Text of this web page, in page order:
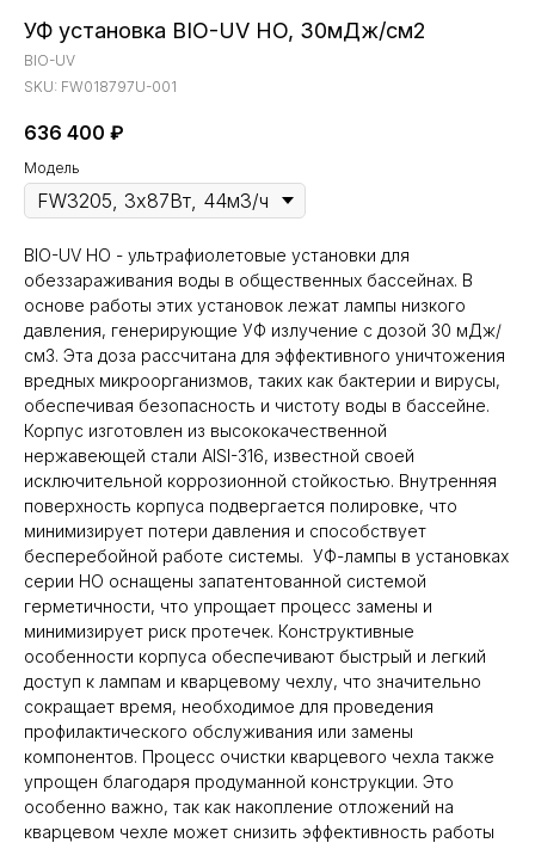
УФ установка BIO-UV HO, 30мДж/см2
BIO-UV
SKU: FW018797U-001
636 400 ₽
Модель
BIO-UV НО - ультрафиолетовые установки для
обеззараживания воды в общественных бассейнах. В
основе работы этих установок лежат лампы низкого
давления, генерирующие УФ излучение с дозой 30 мДж/
см3. Эта доза рассчитана для эффективного уничтожения
вредных микроорганизмов, таких как бактерии и вирусы,
обеспечивая безопасность и чистоту воды в бассейне.
Корпус изготовлен из высококачественной
нержавеющей стали AISI-316, известной своей
исключительной коррозионной стойкостью. Внутренняя
поверхность корпуса подвергается полировке, что
минимизирует потери давления и способствует
бесперебойной работе системы. УФ-лампы в установках
серии НО оснащены запатентованной системой
герметичности, что упрощает процесс замены и
минимизирует риск протечек. Конструктивные
особенности корпуса обеспечивают быстрый и легкий
доступ к лампам и кварцевому чехлу, что значительно
сокращает время, необходимое для проведения
профилактического обслуживания или замены
компонентов. Процесс очистки кварцевого чехла также
упрощен благодаря продуманной конструкции. Это
особенно важно, так как накопление отложений на
кварцевом чехле может снизить эффективность работы